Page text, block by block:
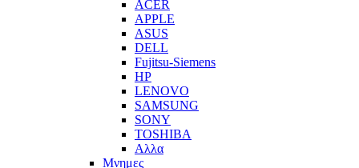
ACER
APPLE
ASUS
DELL
Fujitsu-Siemens
HP
LENOVO
SAMSUNG
SONY
TOSHIBA
Αλλα
Μνημες